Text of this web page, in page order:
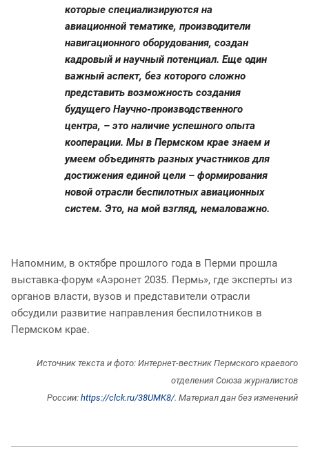
которые специализируются на
авиационной тематике, производители
навигационного оборудования, создан
кадровый и научный потенциал. Еще один
важный аспект, без которого сложно
представить возможность создания
будущего Научно-производственного
центра, – это наличие успешного опыта
кооперации. Мы в Пермском крае знаем и
умеем объединять разных участников для
достижения единой цели – формирования
новой отрасли беспилотных авиационных
систем. Это, на мой взгляд, немаловажно.
Напомним, в октябре прошлого года в Перми прошла
выставка-форум «Аэронет 2035. Пермь», где эксперты из
органов власти, вузов и представители отрасли
обсудили развитие направления беспилотников в
Пермском крае.
Источник текста и фото: Интернет-вестник Пермского краевого
отделения Союза журналистов
России: https://clck.ru/38UMK8/. Материал дан без изменений